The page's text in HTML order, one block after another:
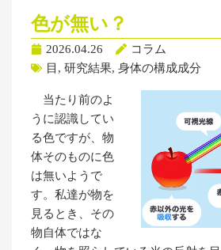
色が無い？
2026.04.26
コラム
目 , 研究結果, 身体の構成成分
当たり前のよ
うに認識してい
る色ですが、物
体そのものに色
は無いようで
す。私達が物を
見るとき、その
物自体ではな